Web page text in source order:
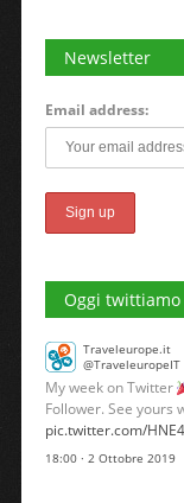
Newsletter
Email address:
Oggi
Traveleurope.it
@TraveleuropeIT
My week on Twitter
Follower. See yours
pic.twitter.com/
18:00 · 2 Ottobre 2019